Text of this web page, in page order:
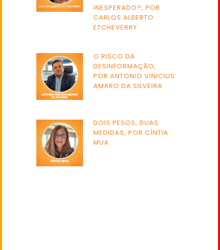
INESPERADO?, POR
CARLOS ALBERTO
ETCHEVERRY
O RISCO DA
DESINFORMAÇÃO,
POR ANTONIO VINICIUS
AMARO DA SILVEIRA
DOIS PESOS, DUAS
MEDIDAS, POR CÍNTIA
MUA